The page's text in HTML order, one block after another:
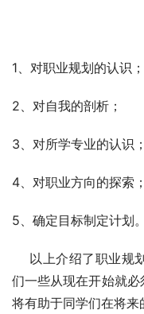
1、对职业规划的认识；
2、对自我的剖析；
3、对所学专业的认识；
4、对职业方向的探索；
5、确定目标制定计划。
以上介绍了职业规
们一些从现在开始就
将有助于同学们在将来